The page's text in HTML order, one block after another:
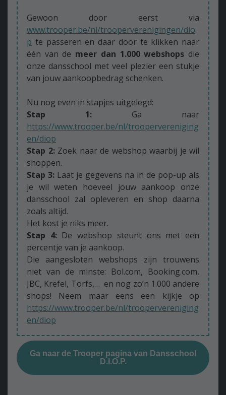
Gewoon door eerst via
www.trooper.be/nl/trooperverenigingen/dio
p te passeren en daar door te klikken naar
één van de meer dan 1.000 webshops die
onze dansschool met veel plezier een stukje
van jouw aankoopbedrag schenken.
Nu nog even in stapjes uitgelegd:
Stap 1: Ga naar
https://www.trooper.be/nl/troopervereniging
en/diop
Stap 2:Zoek naar de webshop waarbij je wil
shoppen.
Stap 3: Laat je gegevens na in de pop-up als
je wil weten hoeveel jouw aankoop onze
dansschool zal opleveren en shop daarna
zoals altijd.
Het kost je niks meer.
Stap 4: De webshop steunt ons met een
percentje van je aankoop.
Die aangesloten webshops zijn trouwens
niet van de minste: Bol.com, Booking.com,
JBC, Krëfel, Torfs,… en nog zo’n 1.000 andere
shops! Neem maar eens een kijkje op
https://www.trooper.be/nl/troopervereniging
en/diop
Ga naar de Trooper pagina van Dansschool
D.I.O.P.